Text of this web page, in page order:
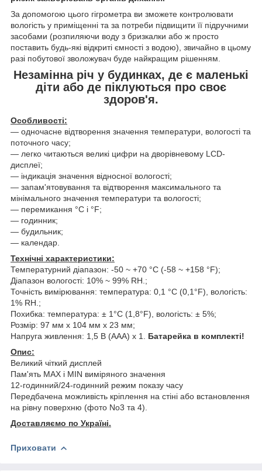
За допомогою цього гігрометра ви зможете контролювати
вологість у приміщенні та за потреби підвищити її підручними
засобами (розпиляючи воду з бризкалки або ж просто
поставить будь-які відкриті ємності з водою), звичайно в цьому
разі побутової зволожувач буде найкращим рішенням.
Незамінна річ у будинках, де є маленькі
діти або де піклуються про своє
здоров'я.
Особливості:
― одночасне відтворення значення температури, вологості та
поточного часу;
― легко читаються великі цифри на дворівневому LCD-
дисплеї;
— індикація значення відносної вологості;
― запам'ятовування та відтворення максимального та
мінімального значення температури та вологості;
― перемикання °C і °F;
― годинник;
― будильник;
― календар.
Технічні характеристики:
Температурний діапазон: -50 ~ +70 °C (-58 ~ +158 °F);
Діапазон вологості: 10% ~ 99% RH.;
Точність вимірювання: температура: 0,1 °C (0,1°F), вологість:
1% RH.;
Похибка: температура: ± 1°C (1,8°F), вологість: ± 5%;
Розмір: 97 мм х 104 мм х 23 мм;
Напруга живлення: 1,5 В (ААА) х 1.
Батарейка в комплекті!
Опис:
Великий чіткий дисплей
Пам'ять MAX і MIN виміряного значення
12-годинний/24-годинний режим показу часу
Передбачена можливість кріплення на стіні або встановлення
на рівну поверхню (фото No3 та 4).
Доставляємо по Україні.
Приховати